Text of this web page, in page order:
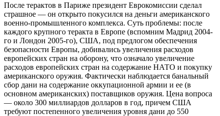
После терактов в Париже президент Еврокомиссии сделал
страшное — он открыто покусился на деньги американского
военно-промышленного комплекса. Суть проблемы: после
каждого крупного теракта в Европе (вспомним Мадрид 2004-
го и Лондон 2005-го), США, под предлогом обеспечения
безопасности Европы, добивались увеличения расходов
европейских стран на оборону, что означало увеличение
расходов европейских стран на содержание НАТО и покупку
американского оружия. Фактически наблюдается банальный
сбор дани на содержание оккупационной армии и ее (в
основном американских) поставщиков оружия. Цена вопроса
— около 300 миллиардов долларов в год, причем США
требуют постепенного увеличения уровня дани до 550